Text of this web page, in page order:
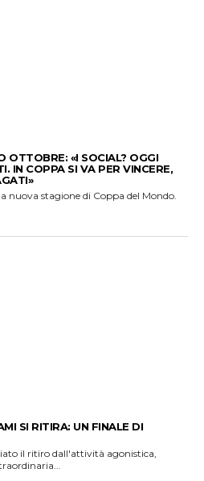
OTTOBRE: «I SOCIAL? OGGI
IN COPPA SI VA PER VINCERE,
nuova stagione di Coppa del Mondo.
SI RITIRA: UN FINALE DI
il ritiro dall'attività agonistica,